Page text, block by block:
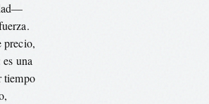
precio,
una
tiempo